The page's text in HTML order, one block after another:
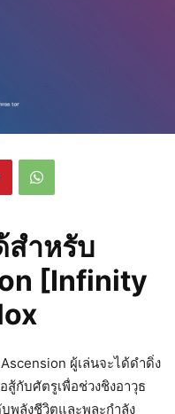
สำหรับ
[Infinity
ผู้เล่นจะได้ดำดิ่ง
สู้กับศัตรูเพื่อช่วงชิงอาวุธ
พลังชีวิตและพละกำลัง